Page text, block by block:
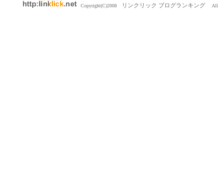
Copyright(C)2008 リンクリック ブログランキング All